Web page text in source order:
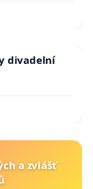
divadelní
a zvlášť